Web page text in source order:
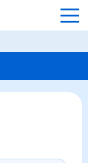
能なエアコン